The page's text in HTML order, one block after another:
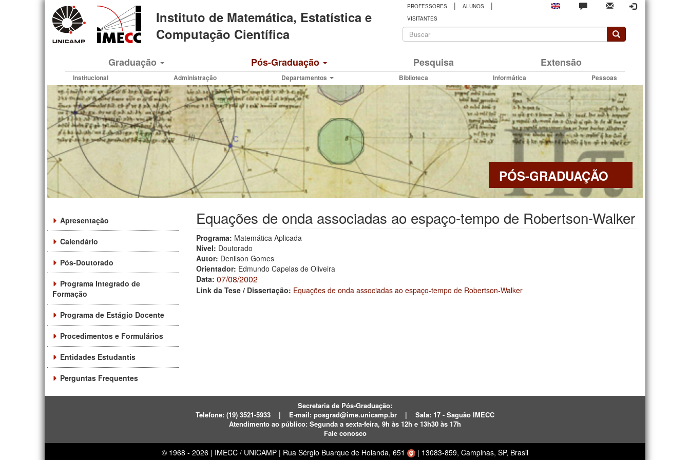
Instituto de Matemática, Estatística e
Computação Científica
PROFESSORES | ALUNOS |
VISITANTES
Formulário
busca
Graduação Pós-Graduação Pesquisa Extensão
Institucional Administração Departamentos Biblioteca Informática Pessoas
PÓS-GRADUAÇÃO
Apresentação
Calendário
Pós-Doutorado
Programa Integrado de
Formação
Programa de Estágio Docente
Procedimentos e Formulários
Entidades Estudantis
Perguntas Frequentes
Equações de onda associadas ao espaço-tempo de Robertson-Walker
Programa: Matemática Aplicada
Nível: Doutorado
Autor: Denilson Gomes
Orientador: Edmundo Capelas de Oliveira
Data: 07/08/2002
Link da Tese / Dissertação: Equações de onda associadas ao espaço-tempo de Robertson-Walker
Secretaria de Pós-Graduação:
Telefone: (19) 3521-5933 | E-mail: posgrad@ime.unicamp.br |
Sala: 17 - Saguão IMECC
Atendimento ao público: Segunda a sexta-feira, 9h às 12h e 13h30 às 17h
Fale conosco
© 1968 - 2026 | IMECC / UNICAMP | Rua Sérgio Buarque de Holanda, 651 | 13083-859, Campinas, SP, Brasil